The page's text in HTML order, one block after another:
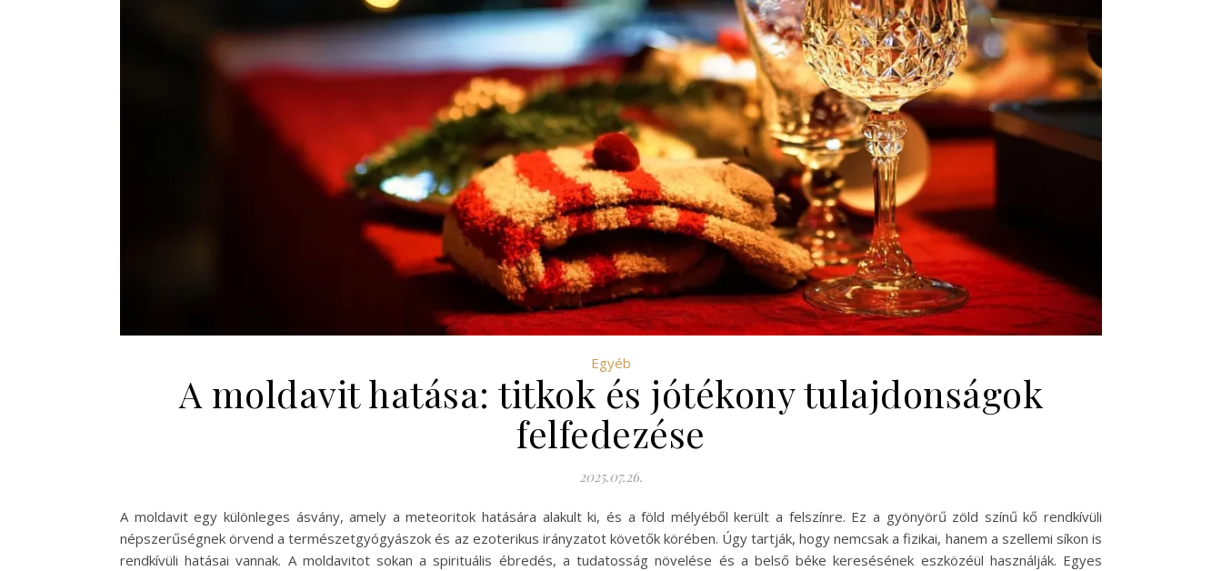
Egyéb
A moldavit hatása: titkok és jótékony tulajdonságok
felfedezése
2025.07.26.
A moldavit egy különleges ásvány, amely a meteoritok hatására alakult ki, és a föld mélyéből került a felszínre. Ez a gyönyörű zöld színű kő rendkívüli
népszerűségnek örvend a természetgyógyászok és az ezoterikus irányzatot követők körében. Úgy tartják, hogy nemcsak a fizikai, hanem a szellemi síkon is
rendkívüli hatásai vannak. A moldavitot sokan a spirituális ébredés, a tudatosság növelése és a belső béke keresésének eszközéül használják. Egyes